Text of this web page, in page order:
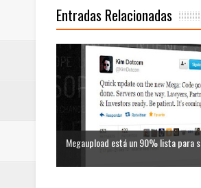
Entradas Relacionadas
Megaupload está un 90% lista para s...